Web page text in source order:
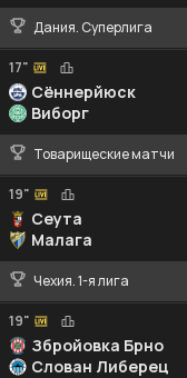
Дания. Суперлига
17"
Сённерйюск
Виборг
Товарищеские матчи
19"
Сеута
Малага
Чехия. 1-я лига
19"
Збройовка Брно
Слован Либерец